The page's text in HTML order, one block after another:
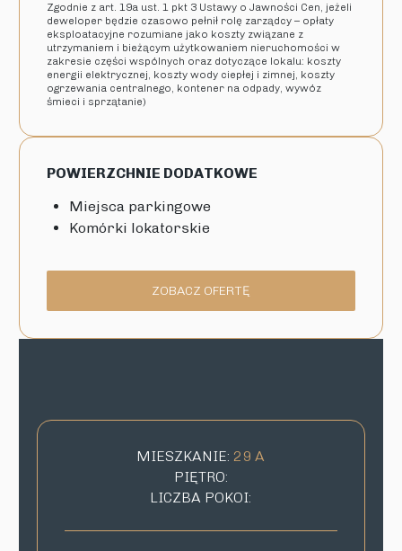
Zgodnie z art. 19a ust. 1 pkt 3 Ustawy o Jawności Cen, jeżeli
deweloper będzie czasowo pełnił rolę zarządcy – opłaty
eksploatacyjne rozumiane jako koszty związane z
utrzymaniem i bieżącym użytkowaniem nieruchomości w
zakresie części wspólnych oraz dotyczące lokalu: koszty
energii elektrycznej, koszty wody ciepłej i zimnej, koszty
ogrzewania centralnego, kontener na odpady, wywóz
śmieci i sprzątanie)
POWIERZCHNIE DODATKOWE
Miejsca parkingowe
Komórki lokatorskie
ZOBACZ OFERTĘ
MIESZKANIE: 29 A
PIĘTRO:
LICZBA POKOI: